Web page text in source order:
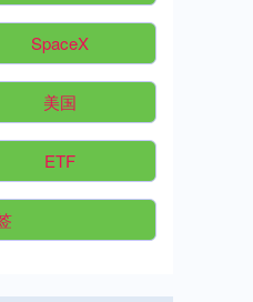
SpaceX
美国
ETF